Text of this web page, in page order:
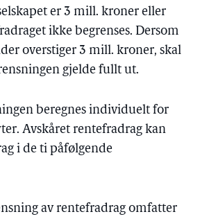
er 3 mill. kroner eller
ikke begrenses. Dersom
overstiger 3 mill. kroner, skal
gjelde fullt ut.
beregnes individuelt for
Avskåret rentefradrag kan
i de ti påfølgende
av rentefradrag omfatter